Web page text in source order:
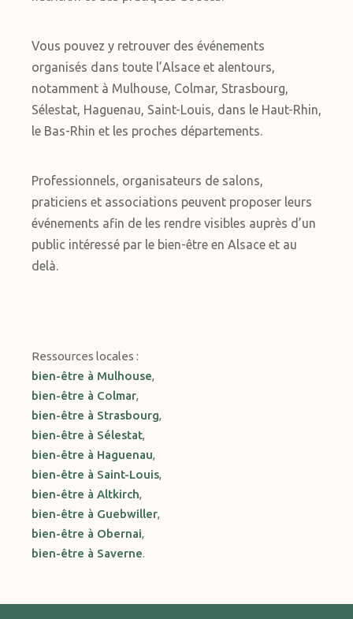
Vous pouvez y retrouver des événements
organisés dans toute l’Alsace et alentours,
notamment à Mulhouse, Colmar, Strasbourg,
Sélestat, Haguenau, Saint-Louis, dans le Haut-Rhin,
le Bas-Rhin et les proches départements.
Professionnels, organisateurs de salons,
praticiens et associations peuvent proposer leurs
événements afin de les rendre visibles auprès d’un
public intéressé par le bien-être en Alsace et au
delà.
Ressources locales :
bien-être à Mulhouse,
bien-être à Colmar,
bien-être à Strasbourg,
bien-être à Sélestat,
bien-être à Haguenau,
bien-être à Saint-Louis,
bien-être à Altkirch,
bien-être à Guebwiller,
bien-être à Obernai,
bien-être à Saverne.